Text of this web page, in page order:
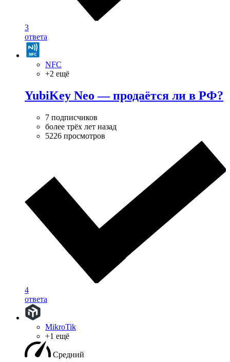
3
ответа
NFC
+2 ещё
YubiKey Neo — продаётся ли в РФ?
7 подписчиков
более трёх лет назад
5226 просмотров
4
ответа
MikroTik
+1 ещё
Средний